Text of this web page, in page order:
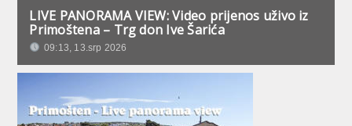
LIVE PANORAMA VIEW: Video prijenos uživo iz
Primoštena – Trg don Ive Šarića
09:13, 13.srp 2026